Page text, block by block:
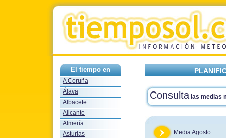
El tiempo en
A Coruña
Álava
Albacete
Alicante
Almería
Asturias
Consulta las medias
Media Agosto